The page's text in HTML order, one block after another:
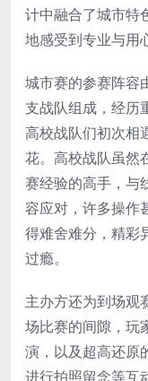
计中融合了城市特
地感受到专业与用
城市赛的参赛阵容
支战队组成，经历
高校战队们初次相
花。高校战队虽然
赛经验的高手，与
容应对，许多操作
得难舍难分，精彩
过瘾。
主办方还为到场观
场比赛的间隙，玩
演，以及超高还原
进行拍照留念等互